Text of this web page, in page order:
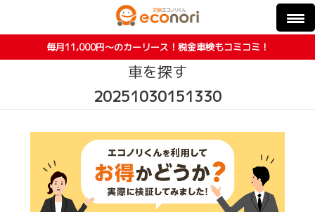
毎月11,000円〜のカーリース！税金車検もコミコミ！
車を探す
20251030151330